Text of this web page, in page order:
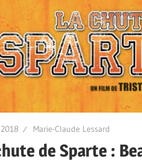
Marie-Claude Lessard
de Sparte :